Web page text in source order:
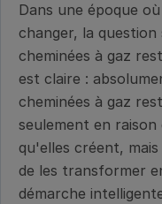
Dans une époque
changer, la question
cheminées à gaz
est claire :
cheminées à gaz
seulement en raison
qu'elles créent,
de les transformer
démarche